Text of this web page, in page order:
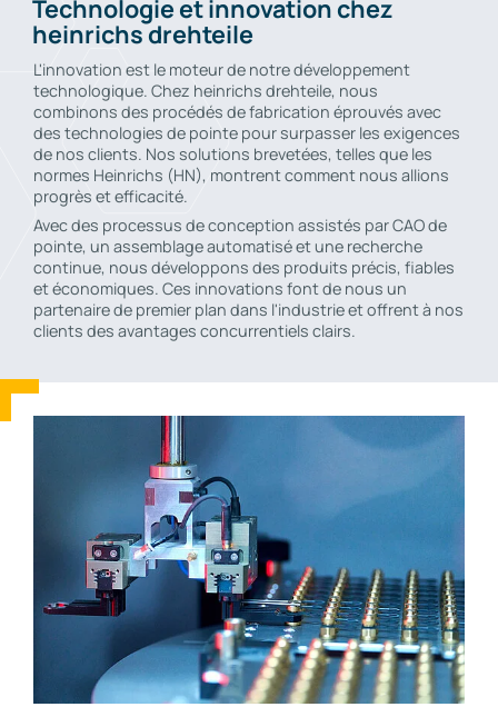
Technologie et innovation chez
heinrichs drehteile
L'innovation est le moteur de notre développement
technologique. Chez heinrichs drehteile, nous
combinons des procédés de fabrication éprouvés avec
des technologies de pointe pour surpasser les exigences
de nos clients. Nos solutions brevetées, telles que les
normes Heinrichs (HN), montrent comment nous allions
progrès et efficacité.
Avec des processus de conception assistés par CAO de
pointe, un assemblage automatisé et une recherche
continue, nous développons des produits précis, fiables
et économiques. Ces innovations font de nous un
partenaire de premier plan dans l'industrie et offrent à nos
clients des avantages concurrentiels clairs.